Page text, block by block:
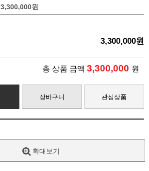
3,300,000원
3,300,000원
총 상품 금액 3,300,000 원
장바구니 관심상품
확대보기